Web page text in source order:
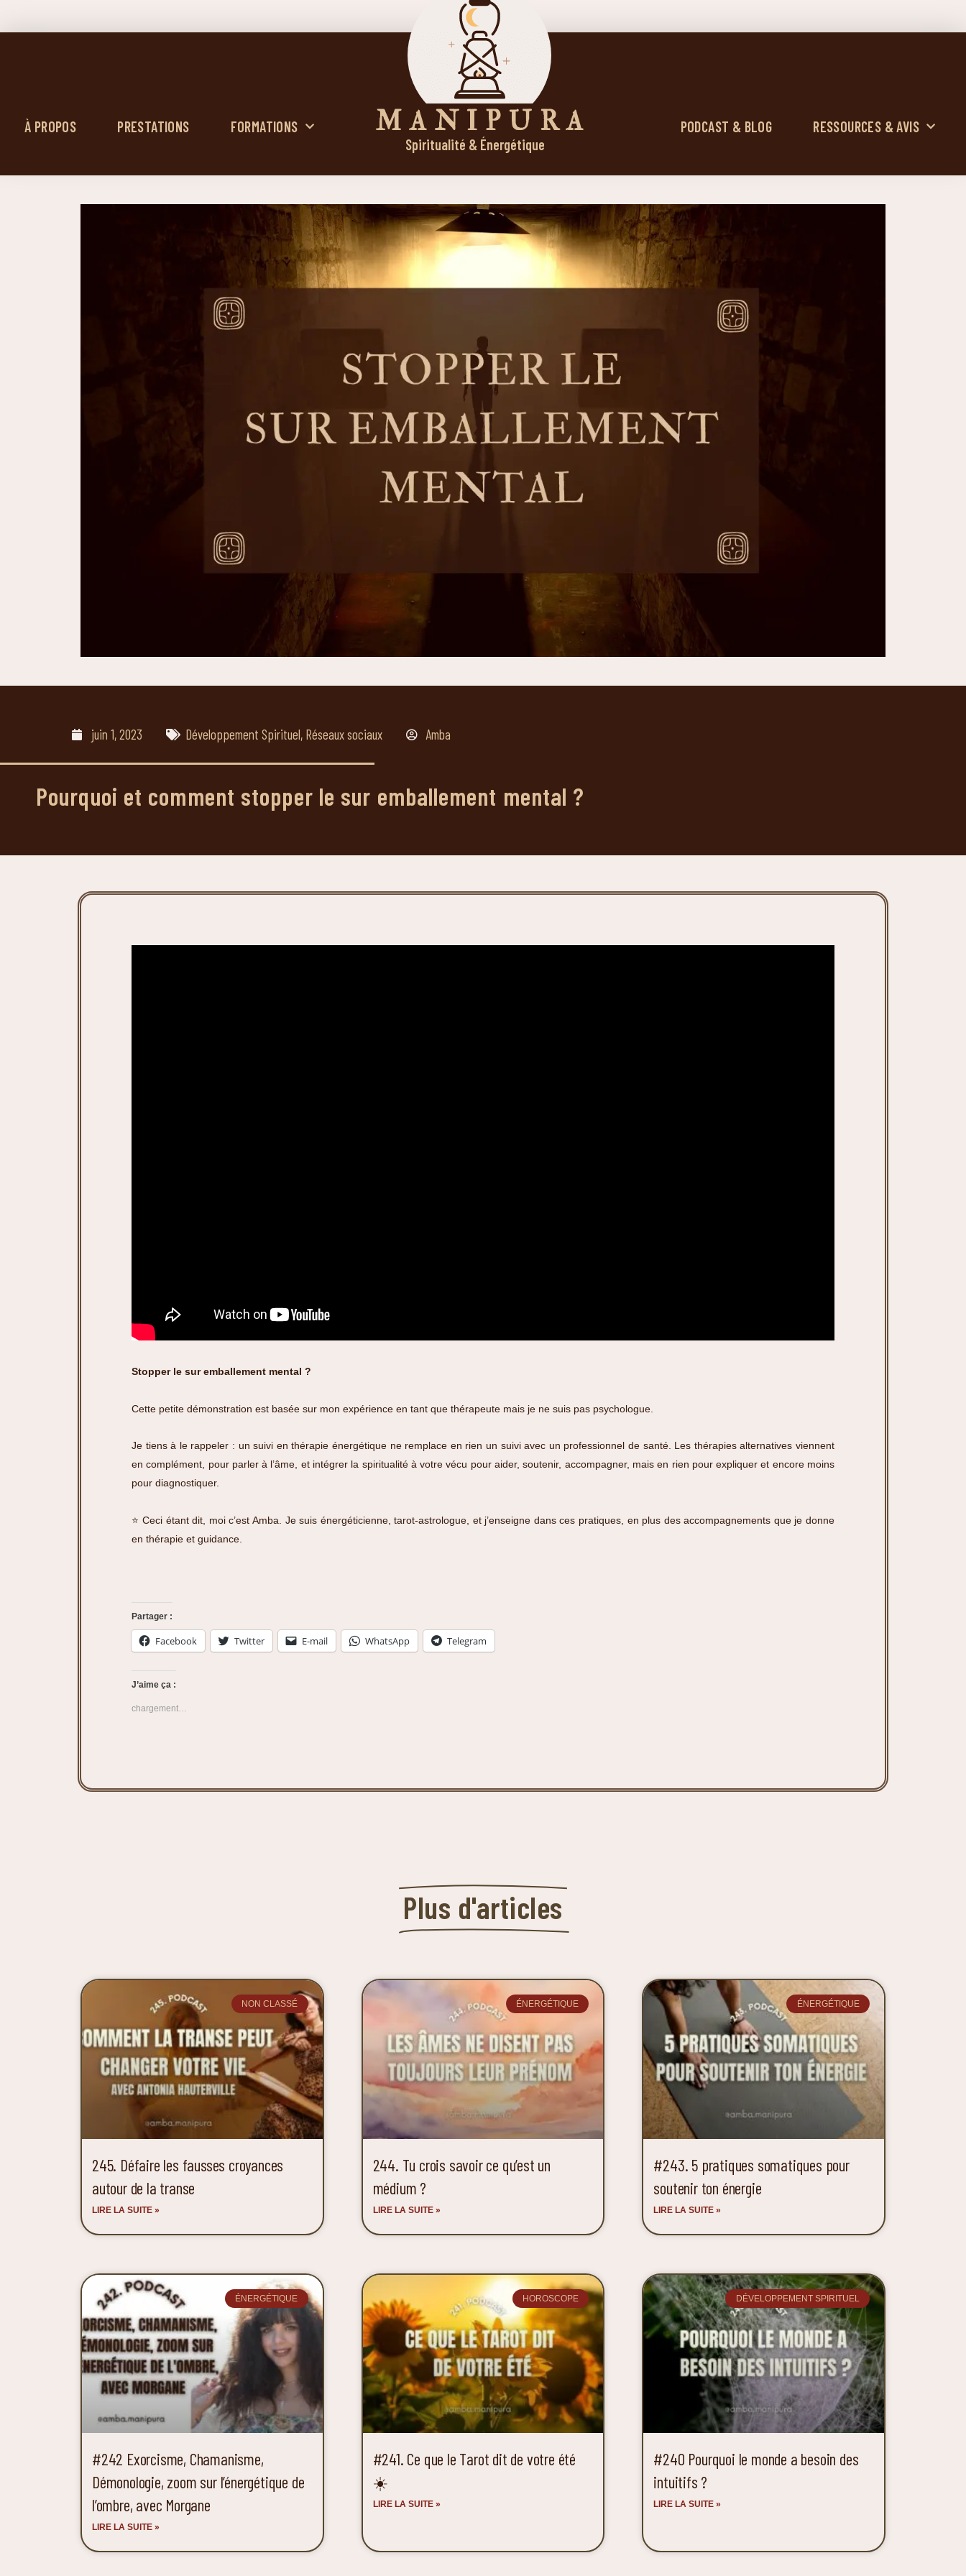
À PROPOS PRESTATIONS FORMATIONS M A N I P U R A PODCAST & BLOG
RESSOURCES & AVIS
Spiritualité & Énergétique
juin 1, 2023 Développement Spirituel, Réseaux sociaux Amba
Pourquoi et comment stopper le sur emballement mental ?
Stopper le sur emballement mental ?
Cette petite démonstration est basée sur mon expérience en tant que thérapeute mais je ne suis pas psychologue.
Je tiens à le rappeler : un suivi en thérapie énergétique ne remplace en rien un suivi avec un professionnel de santé. Les thérapies alternatives viennent
en complément, pour parler à l’âme, et intégrer la spiritualité à votre vécu pour aider, soutenir, accompagner, mais en rien pour expliquer et encore moins
pour diagnostiquer.
⭐️ Ceci étant dit, moi c’est Amba. Je suis énergéticienne, tarot-astrologue, et j’enseigne dans ces pratiques, en plus des accompagnements que je donne
en thérapie et guidance.
Partager :
Facebook Twitter E-mail WhatsApp Telegram
J’aime ça :
chargement…
Plus d'articles
NON CLASSÉ
245. Défaire les fausses croyances
autour de la transe
LIRE LA SUITE »
ÉNERGÉTIQUE
244. Tu crois savoir ce qu’est un
médium ?
LIRE LA SUITE »
ÉNERGÉTIQUE
#243. 5 pratiques somatiques pour
soutenir ton énergie
LIRE LA SUITE »
ÉNERGÉTIQUE
#242 Exorcisme, Chamanisme,
Démonologie, zoom sur l’énergétique de
l’ombre, avec Morgane
LIRE LA SUITE »
HOROSCOPE
#241. Ce que le Tarot dit de votre été
☀️
LIRE LA SUITE »
DÉVELOPPEMENT SPIRITUEL
#240 Pourquoi le monde a besoin des
intuitifs ?
LIRE LA SUITE »